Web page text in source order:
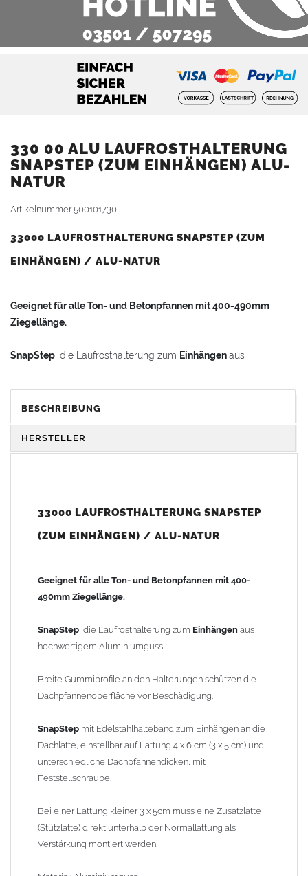
330 00 ALU LAUFROSTHALTERUNG
SNAPSTEP (ZUM EINHÄNGEN) ALU-
NATUR
Artikelnummer500101730
33000 LAUFROSTHALTERUNG SNAPSTEP (ZUM
EINHÄNGEN) / ALU-NATUR
Geeignet für alle Ton- und Betonpfannen mit 400-490mm
Ziegellänge.
SnapStep, die Laufrosthalterung zum Einhängenaus
Breite Gummiprofile an den Halterungen schützen die
Dachpfannenoberfläche vor Beschädigung.
SnapStepmit Edelstahlhalteband zum Einhängen an die
Bei einer Lattung kleiner 3 x 5cm muss eine Zusatzlatte
(Stützlatte) direkt unterhalb der Normallattung als Verstärkung
Material: Aluminiumguss
Laufrostbügelbreite: 250mm
Stützweitenabstand: max. 1200mm (1,2m)
Wichtiger Hinweis zur Dachtritt Montage: Der maximale
Sicherheitshinweis:
Der Einbau von Laufanlagen hat vom Fachpersonal, unter
Einhaltung der Herstellerrichtlinien und den Fachregeln des
Anwendungsbeispiel (ähnliche Laufstegstütze): Das
Edelstahlhalteband wird in der Dachlatte eingehangen.
BESCHREIBUNG
HERSTELLER
33000 LAUFROSTHALTERUNG SNAPSTEP
(ZUM EINHÄNGEN) / ALU-NATUR
Geeignet für alle Ton- und Betonpfannen mit 400-
490mm Ziegellänge.
SnapStep, die Laufrosthalterung zum Einhängen aus
hochwertigem Aluminiumguss.
Breite Gummiprofile an den Halterungen schützen die
Dachpfannenoberfläche vor Beschädigung.
SnapStep mit Edelstahlhalteband zum Einhängen an die
Dachlatte, einstellbar auf Lattung 4 x 6 cm (3 x 5 cm) und
unterschiedliche Dachpfannendicken, mit
Feststellschraube.
Bei einer Lattung kleiner 3 x 5cm muss eine Zusatzlatte
(Stützlatte) direkt unterhalb der Normallattung als
Verstärkung montiert werden.